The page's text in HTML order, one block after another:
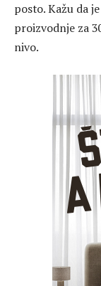
posto. Kažu da
proizvodnje za
nivo.